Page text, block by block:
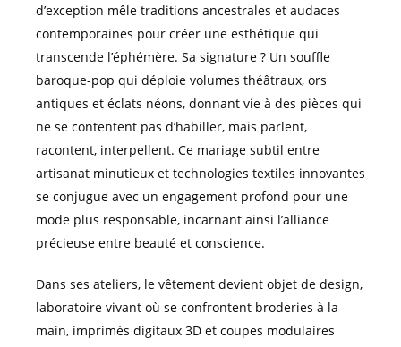
d’exception mêle traditions ancestrales et audaces
contemporaines pour créer une esthétique qui
transcende l’éphémère. Sa signature ? Un souffle
baroque-pop qui déploie volumes théâtraux, ors
antiques et éclats néons, donnant vie à des pièces qui
ne se contentent pas d’habiller, mais parlent,
racontent, interpellent. Ce mariage subtil entre
artisanat minutieux et technologies textiles innovantes
se conjugue avec un engagement profond pour une
mode plus responsable, incarnant ainsi l’alliance
précieuse entre beauté et conscience.
Dans ses ateliers, le vêtement devient objet de design,
laboratoire vivant où se confrontent broderies à la
main, imprimés digitaux 3D et coupes modulaires